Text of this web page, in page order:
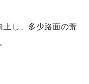
上し、多少路面の荒